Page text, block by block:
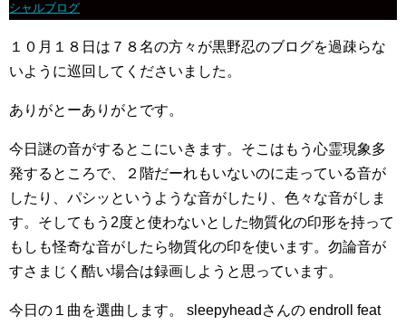
シャルブログ
１０月１８日は７８名の方々が黒野忍のブログを過疎らな
いように巡回してくださいました。
ありがとーありがとです。
今日謎の音がするとこにいきます。そこはもう心霊現象多
発するところで、２階だーれもいないのに走っている音が
したり、パシッというような音がしたり、色々な音がしま
す。そしてもう2度と使わないとした物質化の印形を持って
もしも怪奇な音がしたら物質化の印を使います。勿論音が
すさまじく酷い場合は録画しようと思っています。
今日の１曲を選曲します。 sleepyheadさんの endroll feat